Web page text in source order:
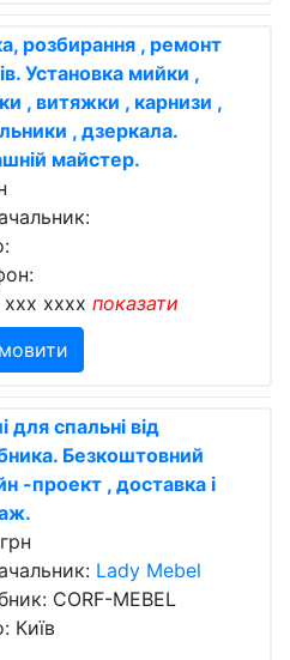
розбирання , ремонт
Установка мийки ,
, витяжки , карнизи ,
, дзеркала.
майстер.
xxxx показати
для спальні від
Безкоштовний
-проект , доставка і
Lady Mebel
CORF-MEBEL
Київ